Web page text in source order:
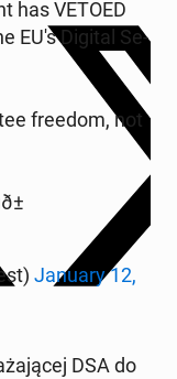
has VETOED
EU's Digital Se­
freedom, not
January 12,
DSA do